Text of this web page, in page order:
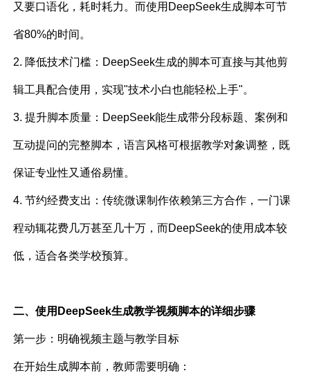
又要口语化，耗时耗力。而使用DeepSeek生成脚本可节
省80%的时间。
2. 降低技术门槛：DeepSeek生成的脚本可直接与其他剪
辑工具配合使用，实现"技术小白也能轻松上手"。
3. 提升脚本质量：DeepSeek能生成带分段标题、案例和
互动提问的完整脚本，语言风格可根据教学对象调整，既
保证专业性又通俗易懂。
4. 节约经费支出：传统微课制作依赖第三方合作，一门课
程动辄花费几万甚至几十万，而DeepSeek的使用成本较
低，适合各类学校预算。
二、使用DeepSeek生成教学视频脚本的详细步骤
第一步：明确视频主题与教学目标
在开始生成脚本前，教师需要明确：